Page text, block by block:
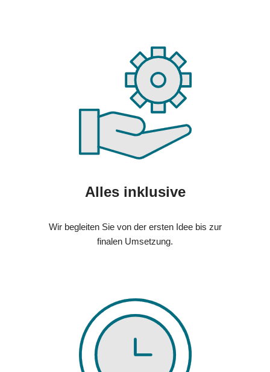
Alles inklusive
Wir begleiten Sie von der ersten Idee bis zur
finalen Umsetzung.